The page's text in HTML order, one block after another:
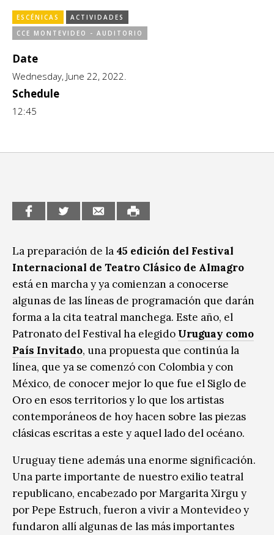
CCE en el interior/libros
Espacio itinerante de lectura infantil
Exposiciones
Formación
Género y Diversidad
Infantil y Juvenil
Sin categoría
ESCÉNICAS
ACTIVIDADES
CCE MONTEVIDEO - AUDITORIO
Date
Wednesday, June 22, 2022.
Schedule
12:45
La preparación de la 45 edición del Festival
Internacional de Teatro Clásico de Almagro
está en marcha y ya comienzan a conocerse
algunas de las líneas de programación que darán
forma a la cita teatral manchega. Este año, el
Patronato del Festival ha elegido Uruguay como
País Invitado, una propuesta que continúa la
línea, que ya se comenzó con Colombia y con
México, de conocer mejor lo que fue el Siglo de
Oro en esos territorios y lo que los artistas
contemporáneos de hoy hacen sobre las piezas
clásicas escritas a este y aquel lado del océano.
Uruguay tiene además una enorme significación.
Una parte importante de nuestro exilio teatral
republicano, encabezado por Margarita Xirgu y
por Pepe Estruch, fueron a vivir a Montevideo y
fundaron allí algunas de las más importantes